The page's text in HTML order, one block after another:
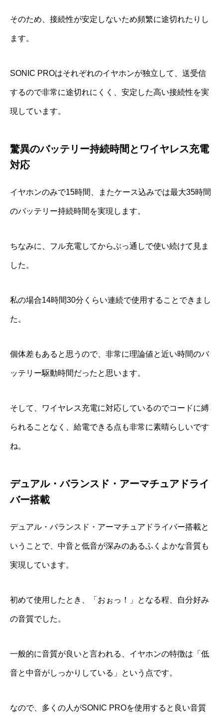
そのため、接続性が安定しないため頻繁に途切れたりし
ます。
SONIC PROはそれぞれのイヤホンが独立して、送受信
するので非常に途切れにくく、安定した高い接続性を実
現しています。
驚異のバッテリー持続時間とワイヤレス充電
対応
イヤホンのみで15時間、またケース込みでは最大35時間
のバッテリー持続時間を実現します。
ちなみに、フル充電してからぶっ通しで使い続けて見ま
した。
私の場合14時間30分くらい連続で使用することできまし
た。
個体差もあると思うので、非常に理論値と近い時間のバ
ッテリー駆動時間だったと思います。
そして、ワイヤレス充電に対応しているのでコードに縛
られることなく、給電できる点も非常に素晴らしいです
ね。
デュアル・バランスド・アーマチュアドライ
バー搭載
デュアル・バランスド・アーマチュアドライバー搭載と
いうことで、中音と低音が深みのあるふくよかな音質も
実現しています。
初めて使用したとき、「おぉっ！」となる程、自分好み
の音質でした。
一般的に音質が良いと言われる、イヤホンの特徴は「低
音と中音がしっかりしている」という点です。
なので、多くの人がSONIC PROを使用すると良い音質